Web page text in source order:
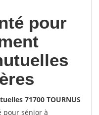
pour
71700 TOURNUS
pour sénior à